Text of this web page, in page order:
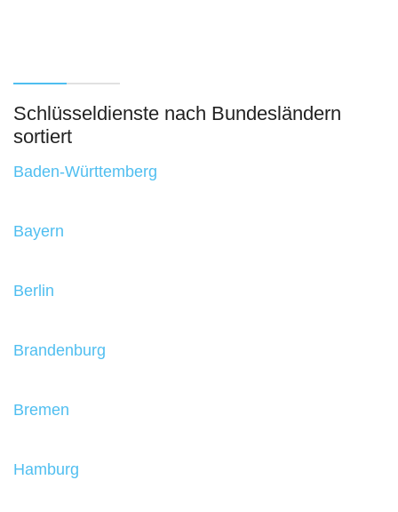
Schlüsseldienste nach Bundesländern
sortiert
Baden-Württemberg
Bayern
Berlin
Brandenburg
Bremen
Hamburg